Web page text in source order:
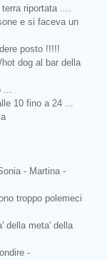
riportata ....
e si faceva un
posto !!!!!
dog al bar della
...
10 fino a 24 ...
- Martina -
troppo polemeci
della meta' della
-